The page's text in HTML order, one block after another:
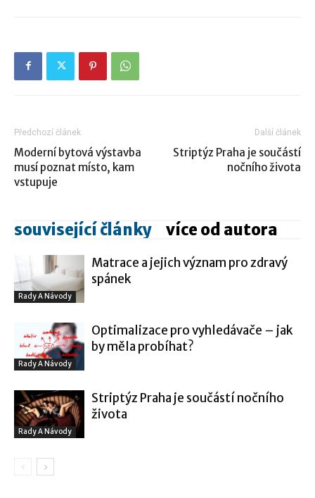
Předchozí článek
Moderní bytová výstavba
musí poznat místo, kam
vstupuje
Další článek
Striptýz Praha je součástí
nočního života
související články více od autora
Rady A Návody
Matrace a jejich význam pro zdravý
spánek
Rady A Návody
Optimalizace pro vyhledávače – jak
by měla probíhat?
Rady A Návody
Striptýz Praha je součástí nočního
života